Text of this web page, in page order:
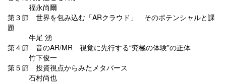
福永尚爾
第３節 世界を包み込む「ARクラウド」 そのポテンシャルと課
題
牛尾 湧
第４節 音のAR/MR 視覚に先行する“究極の体験”の正体
竹下俊一
第５節 投資視点からみたメタバース
石村尚也